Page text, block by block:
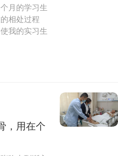
月的学习生
相处过程
我的实习生
，用在个